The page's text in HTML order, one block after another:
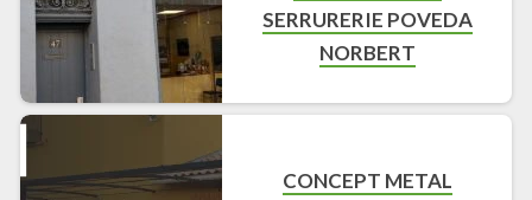
SERRURERIE POVEDA
NORBERT
CONCEPT METAL